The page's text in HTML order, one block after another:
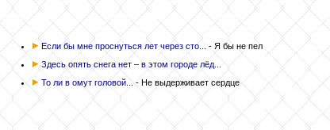
Если бы мне проснуться лет через сто...
- Я бы не пел
Здесь опять снега нет – в этом городе лёд...
То ли в омут головой... - Не выдерживает сердце